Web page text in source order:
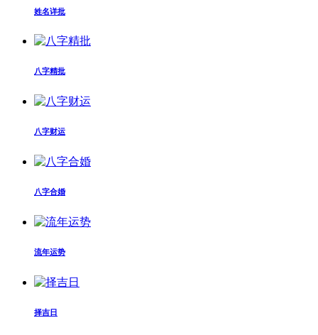
姓名详批
八字精批
八字财运
八字合婚
流年运势
择吉日